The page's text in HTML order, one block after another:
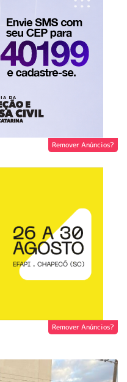
Remover Anúncios?
Remover Anúncios?